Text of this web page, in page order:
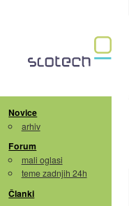
Novice
arhiv
Forum
mali oglasi
teme zadnjih 24h
Članki